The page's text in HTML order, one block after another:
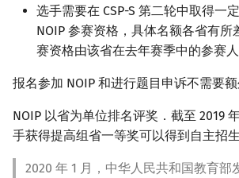
选手需要在 CSP-S 第二轮中取得一
NOIP 参赛资格，具体名额各省有所
赛资格由该省在去年赛季中的参赛
报名参加 NOIP 和进行题目申诉不需要额
NOIP 以省为单位排名评奖．截至 2019
手获得提高组省一等奖可以得到自主招生
2020 年 1 月，中华人民共和国教育部